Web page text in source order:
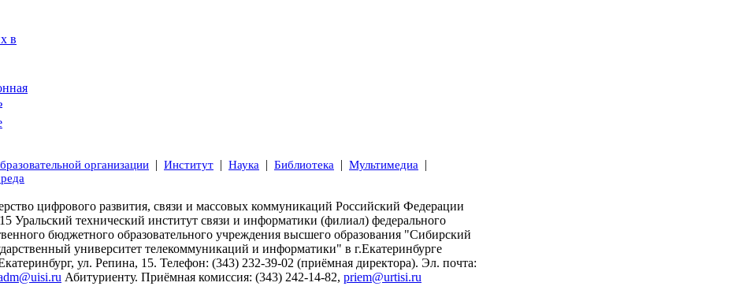
в
организации | Институт | Наука | Библиотека | Мультимедиа |
цифрового развития, связи и массовых коммуникаций Российский Федерации
Уральский технический институт связи и информатики (филиал) федерального
бюджетного образовательного учреждения высшего образования "Сибирский
университет телекоммуникаций и информатики" в г.Екатеринбурге
ул. Репина, 15. Телефон: (343) 232-39-02 (приёмная директора). Эл. почта:
Абитуриенту. Приёмная комиссия: (343) 242-14-82, priem@urtisi.ru